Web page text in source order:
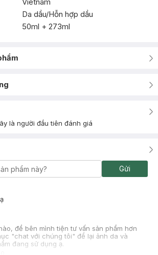
Da dầu/Hỗn hợp dầu
50ml + 273ml
là người đầu tiên đánh giá
Gửi
để bên mình tiện tư vấn sản phẩm hơn
"chat với chúng tôi" để lại ảnh da và
đang sử dụng ạ.